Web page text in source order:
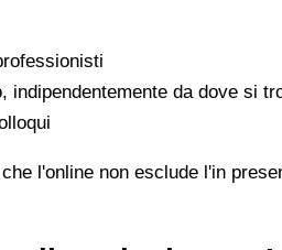
da dove si
l'online non esclude l'in